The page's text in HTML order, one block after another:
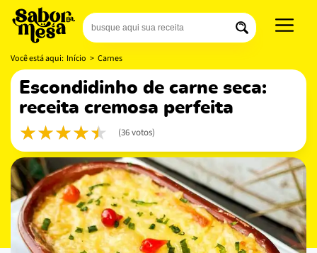
Você está aqui: Início > Carnes
escondidinho de carne seca:
receita cremosa perfeita
(36 votos)